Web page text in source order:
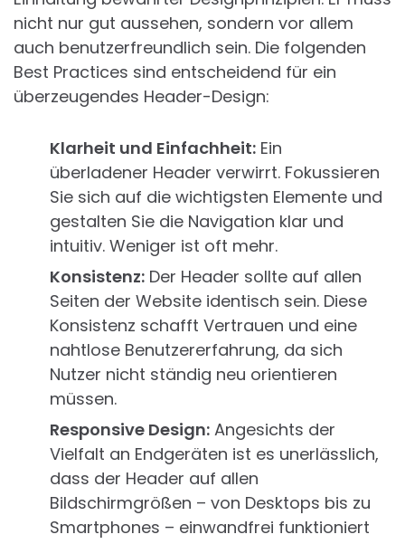
nicht nur gut aussehen, sondern vor allem
auch benutzerfreundlich sein. Die folgenden
Best Practices sind entscheidend für ein
überzeugendes Header-Design:
Klarheit und Einfachheit: Ein
überladener Header verwirrt. Fokussieren
Sie sich auf die wichtigsten Elemente und
gestalten Sie die Navigation klar und
intuitiv. Weniger ist oft mehr.
Konsistenz: Der Header sollte auf allen
Seiten der Website identisch sein. Diese
Konsistenz schafft Vertrauen und eine
nahtlose Benutzererfahrung, da sich
Nutzer nicht ständig neu orientieren
müssen.
Responsive Design: Angesichts der
Vielfalt an Endgeräten ist es unerlässlich,
dass der Header auf allen
Bildschirmgrößen – von Desktops bis zu
Smartphones – einwandfrei funktioniert